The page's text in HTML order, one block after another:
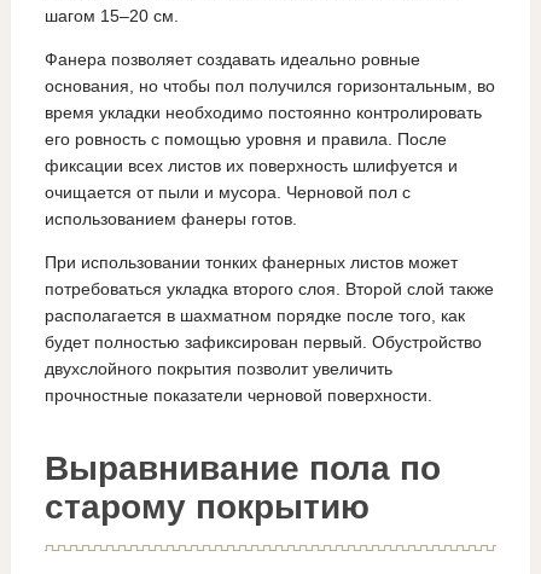
шагом 15–20 см.
Фанера позволяет создавать идеально ровные
основания, но чтобы пол получился горизонтальным, во
время укладки необходимо постоянно контролировать
его ровность с помощью уровня и правила. После
фиксации всех листов их поверхность шлифуется и
очищается от пыли и мусора. Черновой пол с
использованием фанеры готов.
При использовании тонких фанерных листов может
потребоваться укладка второго слоя. Второй слой также
располагается в шахматном порядке после того, как
будет полностью зафиксирован первый. Обустройство
двухслойного покрытия позволит увеличить
прочностные показатели черновой поверхности.
Выравнивание пола по
старому покрытию